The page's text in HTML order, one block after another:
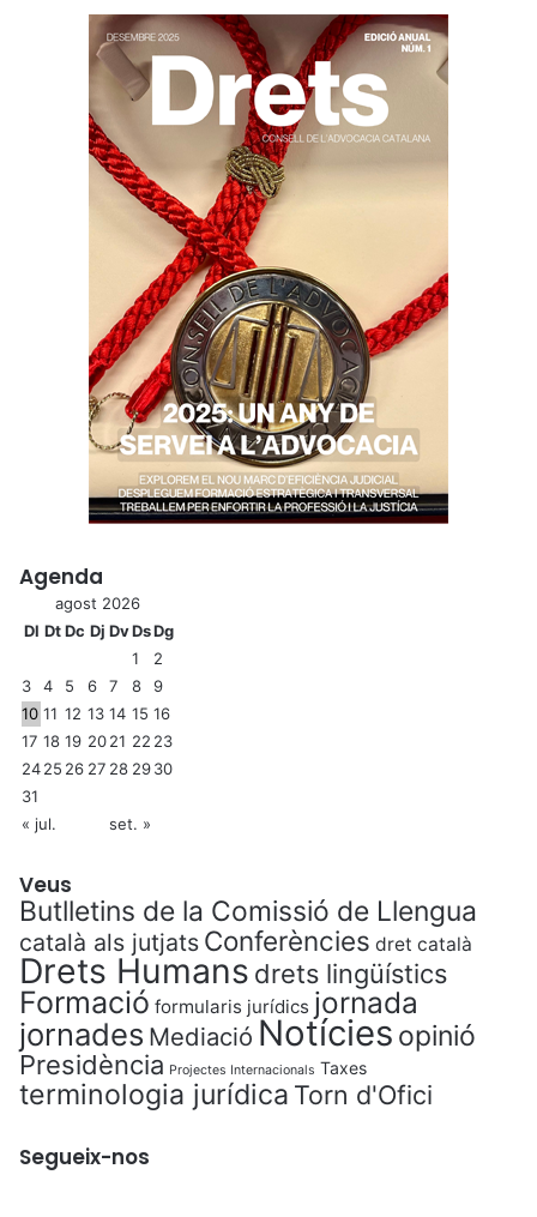
Agenda
agost 2026
Dl DtDc Dj DvDsDg
1
2
3
4 5 6 7 8
9
10 11 12 13 14 15 16
17 18 19 2021 22 23
2425 26 27 28 2930
31
« jul.
set. »
Veus
Butlletins de la Comissió de Llengua
català als jutjats Conferències dret català
Drets Humans drets lingüístics
Formació formularis jurídics jornada
jornades Mediació Notícies opinió
Presidència Projectes Internacionals Taxes
terminologia jurídica Torn d'Ofici
Segueix-nos